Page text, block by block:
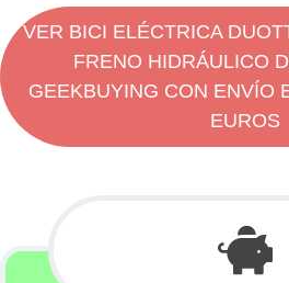
VER BICI ELÉCTRICA
FRENO HIDRÁULICO
GEEKBUYING CON ENVÍO
EUROS